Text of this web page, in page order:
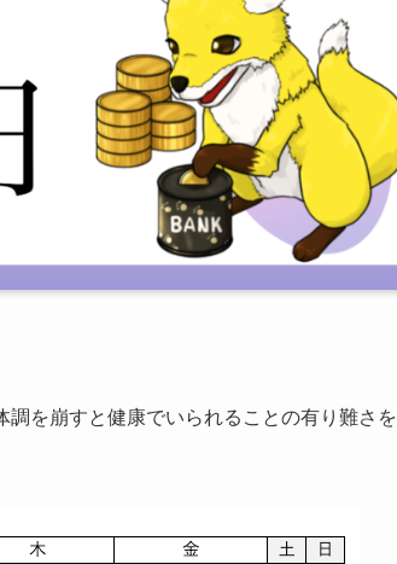
を崩すと健康でいられることの有り難さを